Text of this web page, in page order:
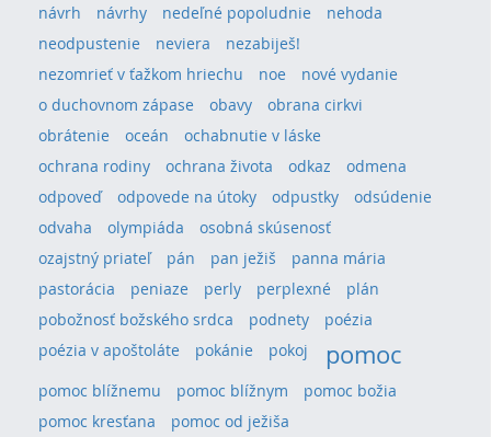
návrh
návrhy nedeľné popoludnie
nehoda
neodpustenie
neviera
nezabiješ!
nezomrieť v ťažkom hriechu
noe
nové vydanie
o duchovnom zápase
obavy
obrana cirkvi
obrátenie
oceán
ochabnutie v láske
ochrana rodiny
ochrana života odkaz
odmena
odpoveď
odpovede na útoky odpustky
odsúdenie
odvaha
olympiáda
osobná skúsenosť
ozajstný priateľ
pán pan ježiš
panna mária
pastorácia
peniaze perly perplexné
plán
pobožnosť božského srdca
podnety
poézia
poézia v apoštoláte
pokánie pokoj pomoc
pomoc blížnemu pomoc blížnym
pomoc božia
pomoc kresťana
pomoc od ježiša